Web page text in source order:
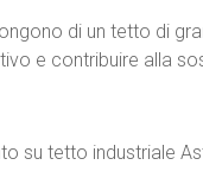
di un tetto di
e contribuire alla
su tetto industriale